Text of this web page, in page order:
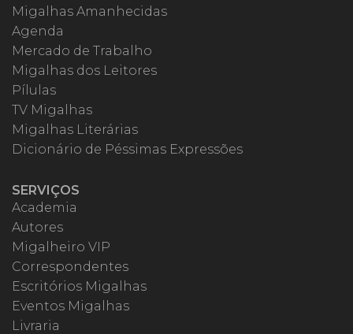
Migalhas Amanhecidas
Agenda
Mercado de Trabalho
Migalhas dos Leitores
Pílulas
TV Migalhas
Migalhas Literárias
Dicionário de Péssimas Expressões
SERVIÇOS
Academia
Autores
Migalheiro VIP
Correspondentes
Escritórios Migalhas
Eventos Migalhas
Livraria